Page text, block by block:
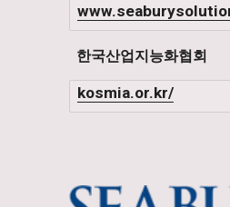
한국산업지능화협회
kosmia.or.kr/